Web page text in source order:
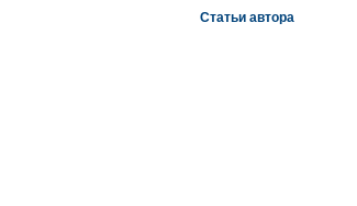
Статьи автора